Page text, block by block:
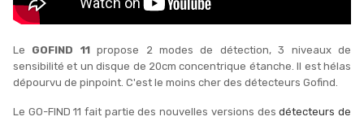
Le GOFIND 11propose 2 modes de détection, 3 niveaux de
sensibilité et un disque de 20cm concentrique étanche. Il est hélas
dépourvu de pinpoint. C'est le moins cher des détecteurs Gofind.
Le GO-FIND 11 fait partie des nouvelles versions desdétecteurs de